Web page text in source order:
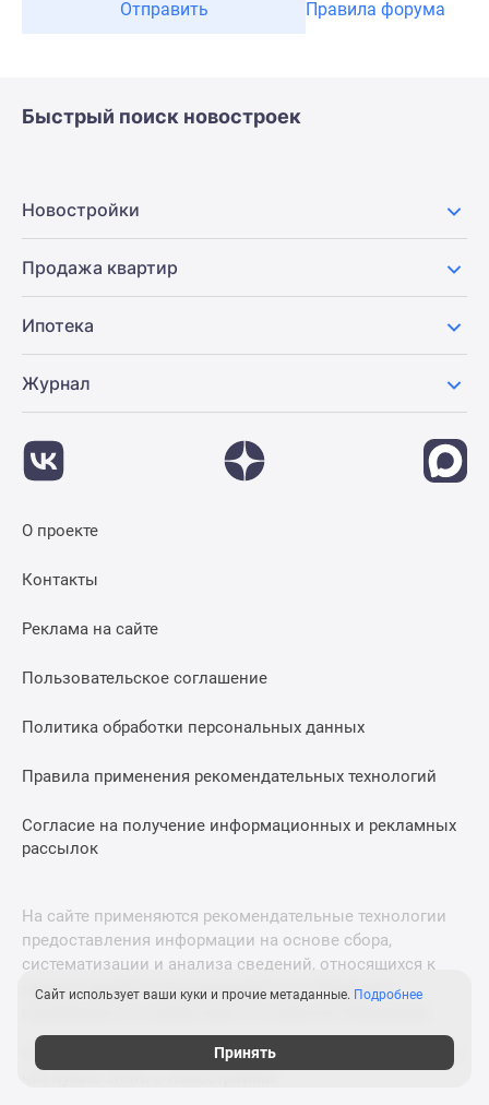
Отправить Правила форума
Быстрый поиск новостроек
Новостройки
Продажа квартир
Ипотека
Журнал
О проекте
Контакты
Реклама на сайте
Пользовательское соглашение
Политика обработки персональных данных
Правила применения рекомендательных технологий
Согласие на получение информационных и рекламных
рассылок
На сайте применяются рекомендательные технологии
предоставления информации на основе сбора,
систематизации и анализа сведений, относящихся к
предпочтениям пользователей сети «Интернет»,
© 2011—2026 Новострой-СПб. Все права защищены. Всё,
Сайт использует ваши куки и прочие метаданные. Подробнее
Принять